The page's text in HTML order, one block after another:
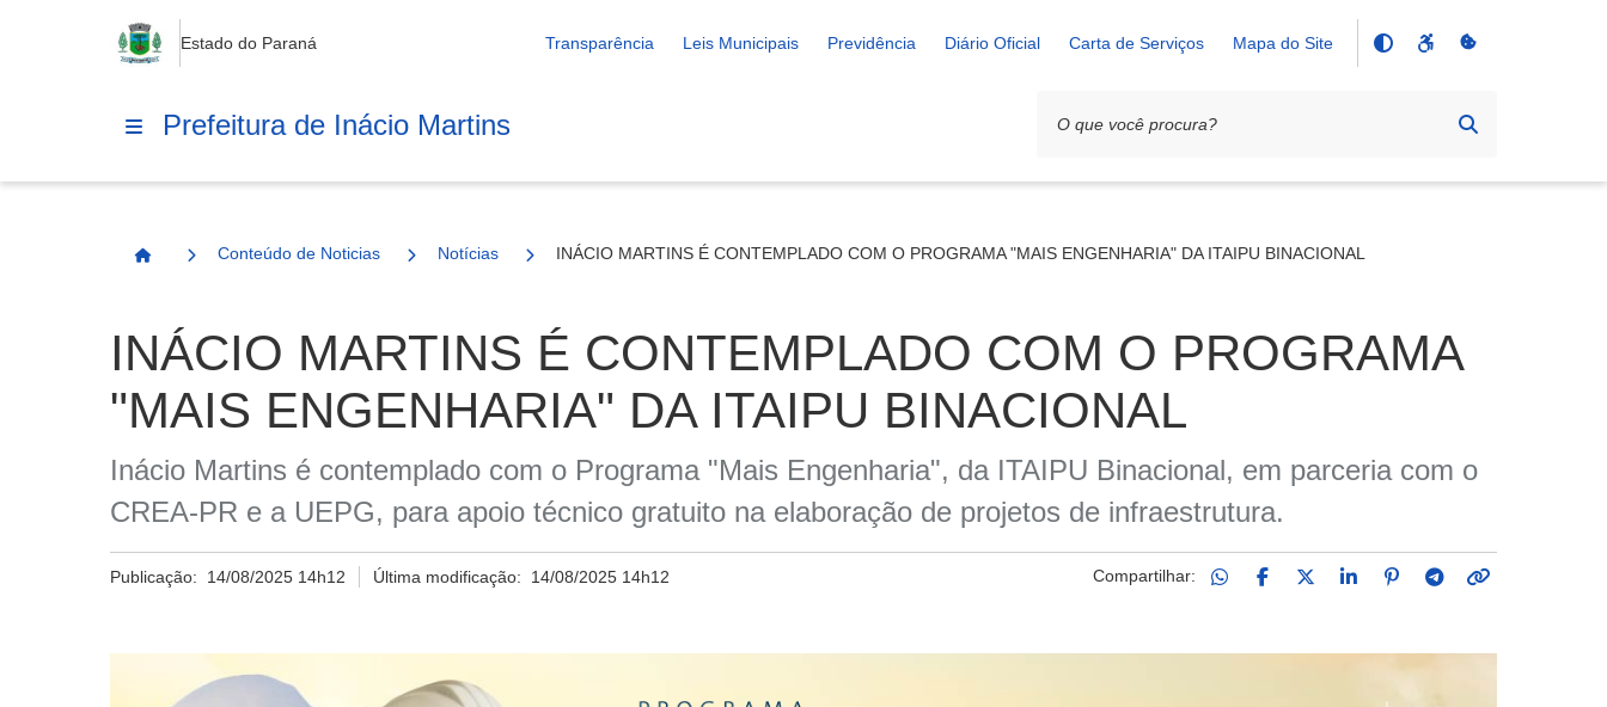
Estado do Paraná Transparência Leis Municipais Previdência Diário Oficial Carta de Serviços Mapa do Site
Prefeitura de Inácio Martins
Página Inicial
Conteúdo de Noticias Notícias INÁCIO MARTINS É CONTEMPLADO COM O PROGRAMA "MAIS ENGENHARIA" DA ITAIPU BINACIONAL
INÁCIO MARTINS É CONTEMPLADO COM O PROGRAMA
"MAIS ENGENHARIA" DA ITAIPU BINACIONAL
Inácio Martins é contemplado com o Programa "Mais Engenharia", da ITAIPU Binacional, em parceria com o
CREA-PR e a UEPG, para apoio técnico gratuito na elaboração de projetos de infraestrutura.
Publicação: 14/08/2025 14h12 Última modificação: 14/08/2025 14h12 Compartilhar: